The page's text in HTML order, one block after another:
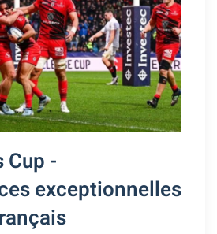
Cup -
exceptionnelles